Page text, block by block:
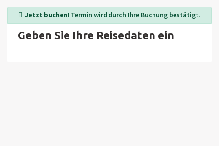
Schlössern: Doudleby, Castolovice, Opocno, Nachod und
Nove Město nad Metuji, Burgen in Litice und Potstejn,
“Omas Tal” in Ratiborice mit Schloss usw.
Jetzt buchen! Termin wird durch Ihre Buchung bestätigt.
Geben Sie Ihre Reisedaten ein